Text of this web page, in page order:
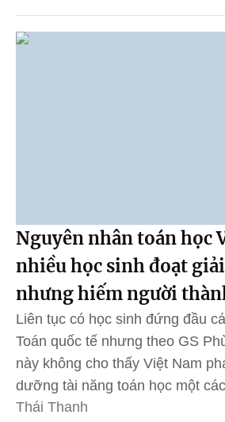
Nguyên nhân toán học
nhiều học sinh đoạt
nhưng hiếm người
Liên tục có học sinh đứng đầu
Toán quốc tế nhưng theo GS
này không cho thấy Việt Nam
dưỡng tài năng toán học một
Thái Thanh